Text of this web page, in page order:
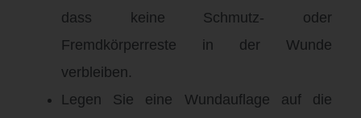
dass keine Schmutz- oder
Fremdkörperreste in der Wunde
verbleiben.
Legen Sie eine Wundauflage auf die